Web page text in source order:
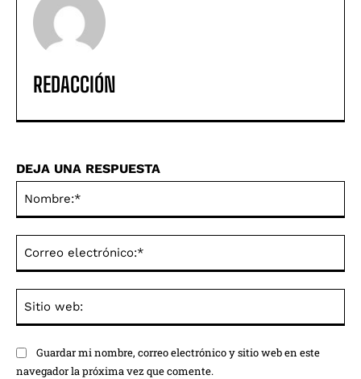
REDACCIÓN
DEJA UNA RESPUESTA
Guardar mi nombre, correo electrónico y sitio web en este
navegador la próxima vez que comente.